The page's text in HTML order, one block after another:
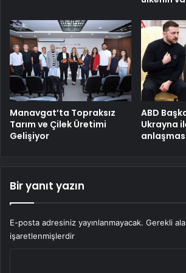
Manavgat’ta Topraksız
Tarım ve Çilek Üretimi
Gelişiyor
ABD
Ukrayna
Bir yanıt yazın
E-posta adresiniz yayınlanmayacak. Gerekli
işaretlenmişlerdir